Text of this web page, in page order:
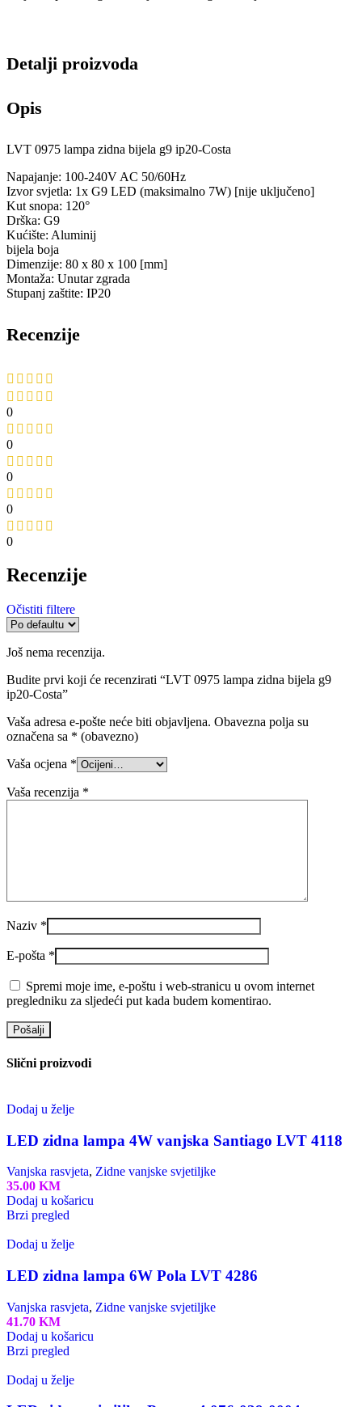
Detalji proizvoda
Opis
LVT 0975 lampa zidna bijela g9 ip20-Costa
Napajanje: 100-240V AC 50/60Hz
Izvor svjetla: 1x G9 LED (maksimalno 7W) [nije uključeno]
Kut snopa: 120°
Drška: G9
Kućište: Aluminij
bijela boja
Dimenzije: 80 x 80 x 100 [mm]
Montaža: Unutar zgrada
Stupanj zaštite: IP20
Recenzije
0
0
0
0
0
Recenzije
Očistiti filtere
Još nema recenzija.
Budite prvi koji će recenzirati “LVT 0975 lampa zidna bijela g9
ip20-Costa”
Vaša adresa e-pošte neće biti objavljena. Obavezna polja su
označena sa * (obavezno)
Vaša ocjena *
Vaša recenzija *
Naziv *
E-pošta *
Spremi moje ime, e-poštu i web-stranicu u ovom internet
pregledniku za sljedeći put kada budem komentirao.
Slični proizvodi
Dodaj u želje
LED zidna lampa 4W vanjska Santiago LVT 4118
Vanjska rasvjeta, Zidne vanjske svjetiljke
35.00 KM
Dodaj u košaricu
Brzi pregled
Dodaj u želje
LED zidna lampa 6W Pola LVT 4286
Vanjska rasvjeta, Zidne vanjske svjetiljke
41.70 KM
Dodaj u košaricu
Brzi pregled
Dodaj u želje